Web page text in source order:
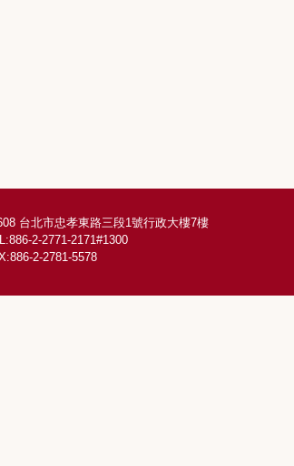
台北市忠孝東路三段1號行政大樓7樓
2-2771-2171#1300
2-2781-5578